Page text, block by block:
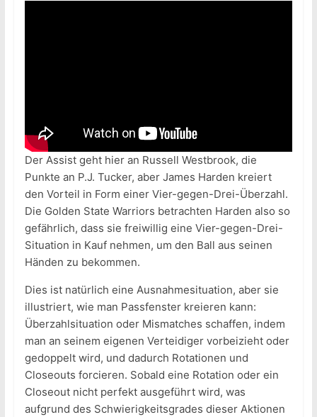
Der Assist geht hier an Russell Westbrook, die
Punkte an P.J. Tucker, aber James Harden kreiert
den Vorteil in Form einer Vier-gegen-Drei-Überzahl.
Die Golden State Warriors betrachten Harden also so
gefährlich, dass sie freiwillig eine Vier-gegen-Drei-
Situation in Kauf nehmen, um den Ball aus seinen
Händen zu bekommen.
Dies ist natürlich eine Ausnahmesituation, aber sie
illustriert, wie man Passfenster kreieren kann:
Überzahlsituation oder Mismatches schaffen, indem
man an seinem eigenen Verteidiger vorbeizieht oder
gedoppelt wird, und dadurch Rotationen und
Closeouts forcieren. Sobald eine Rotation oder ein
Closeout nicht perfekt ausgeführt wird, was
aufgrund des Schwierigkeitsgrades dieser Aktionen